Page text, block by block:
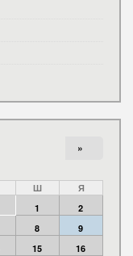
»
Ш
Я
1
2
8
9
15
16